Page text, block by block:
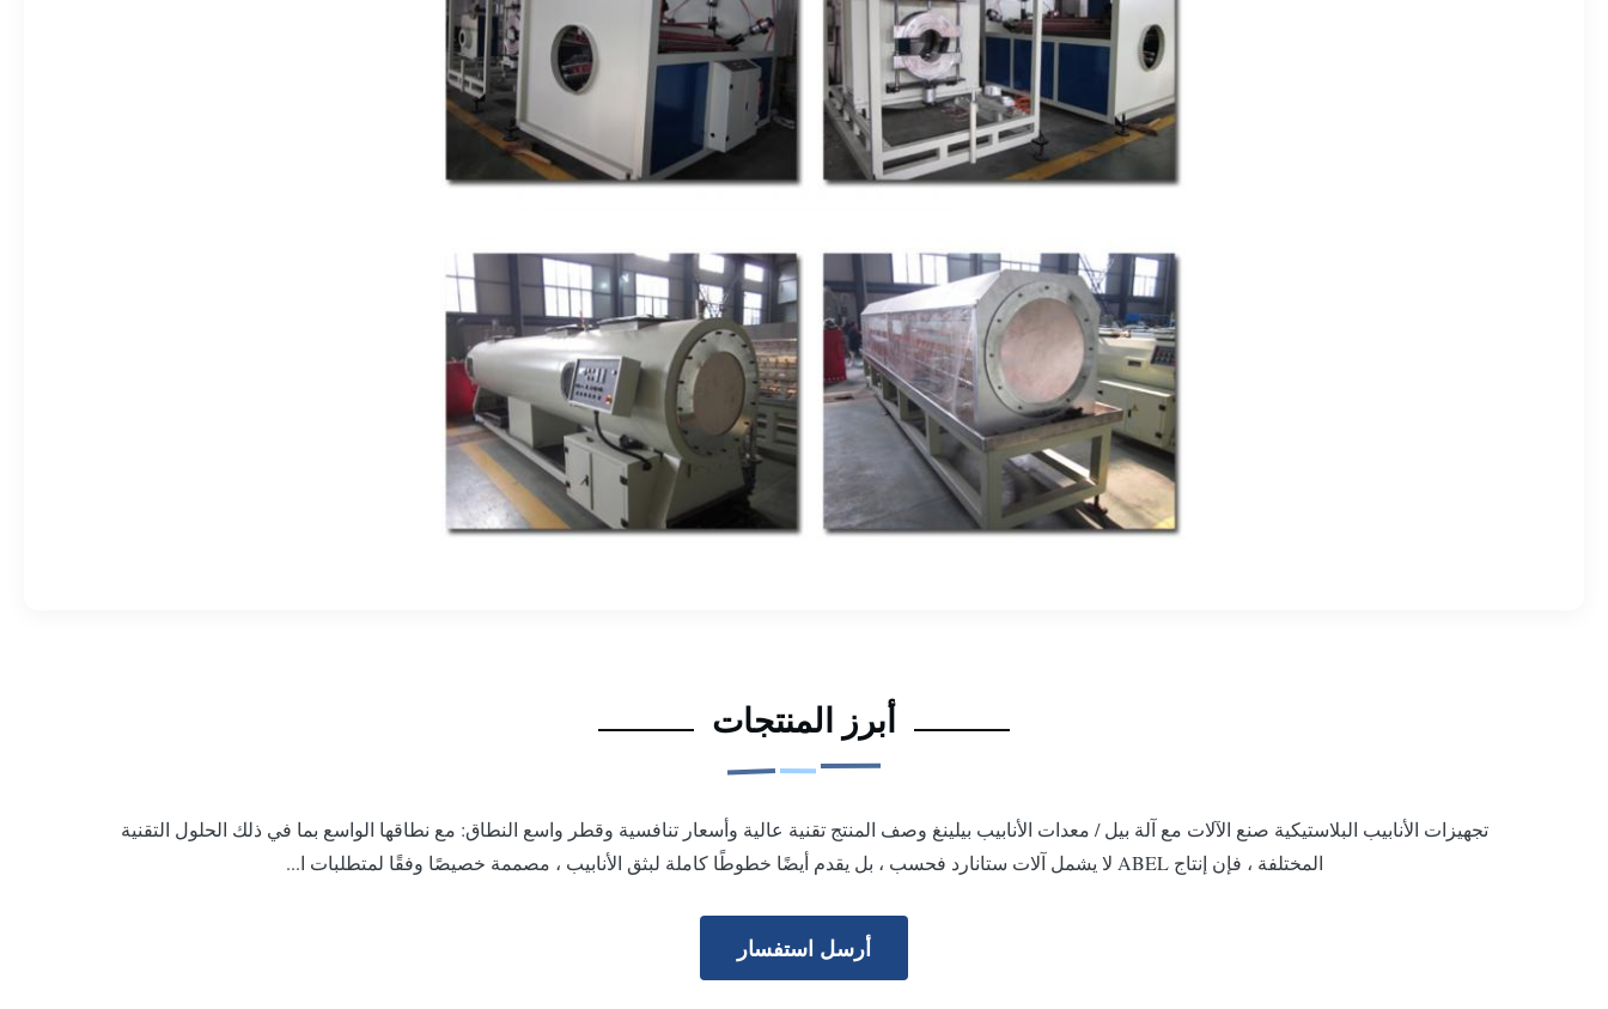
أبرز المنتجات
تجهيزات الأنابيب البلاستيكية صنع الآلات مع آلة بيل / معدات الأنابيب بيلينغ وصف المنتج تقنية عالية وأسعار تنافسية وقطر واسع النطاق: مع نطاقها الواسع بما في ذلك الحلول التقنية
المختلفة ، فإن إنتاج ABEL لا يشمل آلات ستانارد فحسب ، بل يقدم أيضًا خطوطًا كاملة لبثق الأنابيب ، مصممة خصيصًا وفقًا لمتطلبات ا...
أرسل استفسار